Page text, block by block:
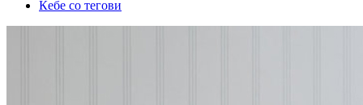
Ќебе со тегови